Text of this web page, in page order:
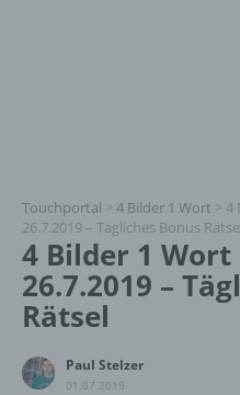
Touchportal > 4 Bilder 1 Wort > 4
26.7.2019 – Tägliches Bonus
4 Bilder 1
26.7.2019 –
Rätsel
Paul Stelzer
01.07.2019